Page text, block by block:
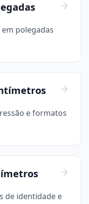
polegadas
e formatos
de identidade e